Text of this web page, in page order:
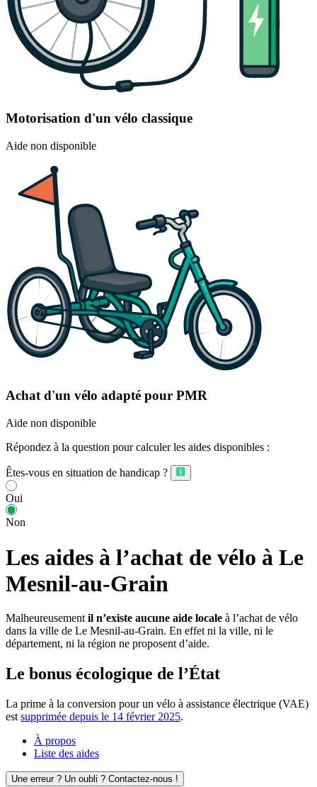
Motorisation d'un vélo classique
Aide non disponible
Achat d'un vélo adapté pour PMR
Aide non disponible
Répondez à la question pour calculer les aides disponibles :
Êtes-vous en situation de handicap ?
Oui
Non
Les aides à l’achat de vélo à Le
Mesnil-au-Grain
Malheureusement il n’existe aucune aide locale à l’achat de vélo
dans la ville de Le Mesnil-au-Grain. En effet ni la ville, ni le
département, ni la région ne proposent d’aide.
Le bonus écologique de l’État
La prime à la conversion pour un vélo à assistance électrique (VAE)
est supprimée depuis le 14 février 2025.
À propos
Liste des aides
Une erreur ? Un oubli ? Contactez-nous !